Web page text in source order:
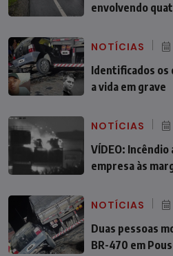
envolvendo
NOTÍCIAS
Identificados os
a vida em grave
NOTÍCIAS
VÍDEO:
empresa às
NOTÍCIAS
Duas pessoas
BR-470 em